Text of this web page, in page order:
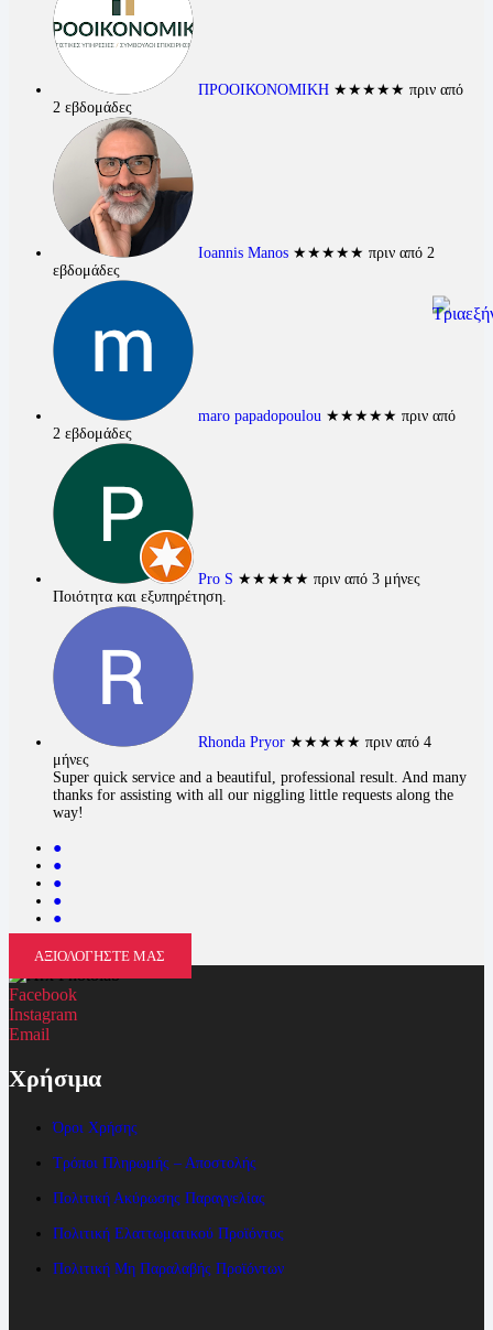
ΠΡΟΟΙΚΟΝΟΜΙΚΗ ★★★★★ πριν από
2 εβδομάδες
Ioannis Manos ★★★★★ πριν από 2
εβδομάδες
maro papadopoulou ★★★★★ πριν από
2 εβδομάδες
Pro S ★★★★★ πριν από 3 μήνες
Ποιότητα και εξυπηρέτηση.
Rhonda Pryor ★★★★★ πριν από 4
μήνες
Super quick service and a beautiful, professional result. And many
thanks for assisting with all our niggling little requests along the
way!
●
●
●
●
●
ΑΞΙΟΛΟΓΗΣΤΕ ΜΑΣ
Facebook
Instagram
Email
Χρήσιμα
Όροι Χρήσης
Τρόποι Πληρωμής – Αποστολής
Πολιτική Ακύρωσης Παραγγελίας
Πολιτική Ελαττωματικού Προϊόντος
Πολιτική Μη Παραλαβής Προϊόντων